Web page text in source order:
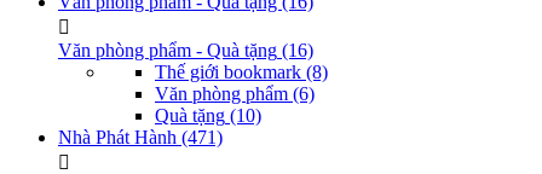
Văn phòng phẩm - Quà tặng (16)
Thế giới bookmark (8)
Văn phòng phẩm (6)
Quà tặng (10)
Nhà Phát Hành (471)